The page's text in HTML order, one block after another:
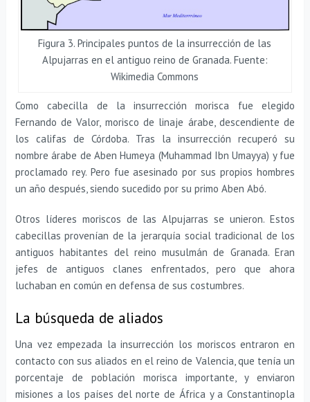
Figura 3. Principales puntos de la insurrección de las
Alpujarras en el antiguo reino de Granada. Fuente:
Wikimedia Commons
Como cabecilla de la insurrección morisca fue elegido
Fernando de Valor, morisco de linaje árabe, descendiente de
los califas de Córdoba. Tras la insurrección recuperó su
nombre árabe de Aben Humeya (Muhammad Ibn Umayya) y fue
proclamado rey. Pero fue asesinado por sus propios hombres
un año después, siendo sucedido por su primo Aben Abó.
Otros líderes moriscos de las Alpujarras se unieron. Estos
cabecillas provenían de la jerarquía social tradicional de los
antiguos habitantes del reino musulmán de Granada. Eran
jefes de antiguos clanes enfrentados, pero que ahora
luchaban en común en defensa de sus costumbres.
La búsqueda de aliados
Una vez empezada la insurrección los moriscos entraron en
contacto con sus aliados en el reino de Valencia, que tenía un
porcentaje de población morisca importante, y enviaron
misiones a los países del norte de África y a Constantinopla